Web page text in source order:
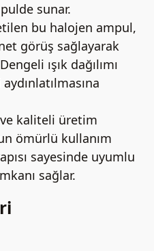
sunar.
bu halojen ampul,
görüş sağlayarak
ışık dağılımı
ve kaliteli üretim
ömürlü kullanım
sayesinde uyumlu
sağlar.